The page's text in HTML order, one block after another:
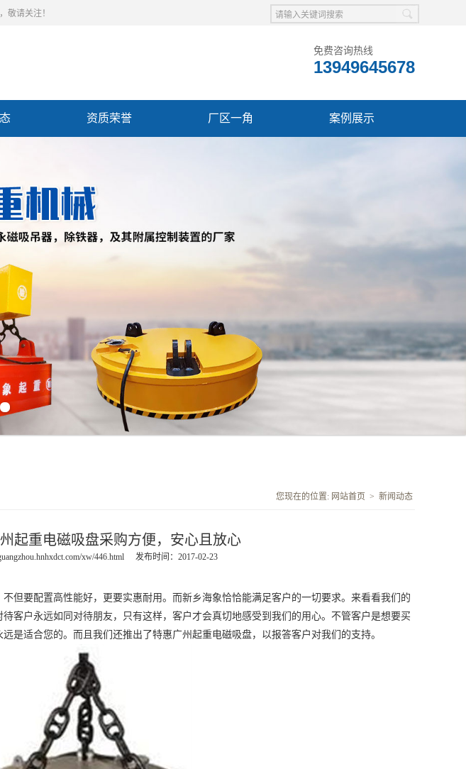
敬请关注！
免费咨询热线
13949645678
资质荣誉 厂区一角 案例展示
您现在的位置: 网站首页 > 新闻动态
起重电磁吸盘采购方便，安心且放心
xw/446.html 发布时间：2017-02-23
不但要配置高性能好，更要实惠耐用。而新乡海象恰恰能满足客户的一切要求。来看看我们的
客户永远如同对待朋友，只有这样，客户才会真切地感受到我们的用心。不管客户是想要买
是适合您的。而且我们还推出了特惠广州起重电磁吸盘，以报答客户对我们的支持。